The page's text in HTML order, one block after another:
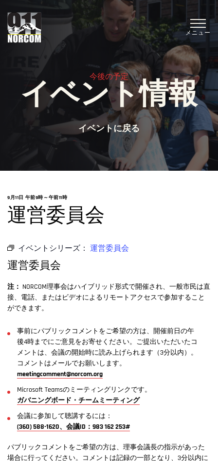
メニュー
今後の予定
イベント情報
イベントに戻る
9月11日 午前9時 ～午前11時
運営委員会
イベントシリーズ： 運営委員会
運営委員会
注： NORCOM理事会はハイブリッド形式で開催され、一般市民は直
接、電話、またはビデオによるリモートアクセスで参加すること
ができます。
事前にパブリックコメントをご希望の方は、開催前日の午
後4時までにご意見をお寄せください。ご提出いただいたコ
メントは、会議の開始時に読み上げられます（3分以内）。
コメントはメールでお願いします。
meetingcomment@norcom.org
Microsoft Teamsのミーティングリンクです。
ガバニングボード・チームミーティング
会議に参加して聴講するには：
(360) 588-1620、会議ID：983 162 253#
パブリックコメントをご希望の方は、理事会議長の指示があった
場合に行ってください。コメントは記録の一部となり、3分以内に